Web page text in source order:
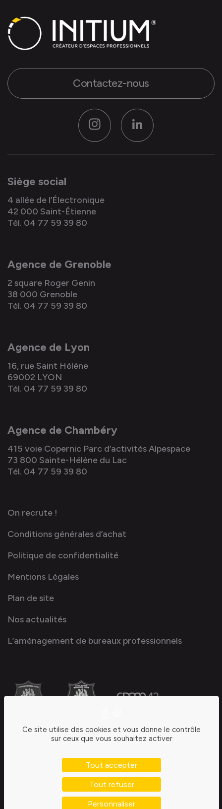
Contactez-nous
InstagramLinkedIn
Siège social
4 allée de l’Électronique
42 000 Saint-Étienne
Tél. 04 77 59 39 80
Agence de Grenoble
2 square Roger Genin
38 000 Grenoble
Tél. 04 77 59 39 80
Agence de Lyon
16, rue Saint Hélène
69002 LYON
Tél. 04 77 59 39 80
Agence de Chambéry
415 voie Copernic Parc d’activités Alpespace
73 800 Sainte-Hélène du Lac
Tél. 04 77 59 39 80
On recrute !
Conditions générales d’achat
Politique de confidentialité
Mentions Légales
Plan de site
Nos actualités
L’aménagement de bureaux professionnels
Ce site utilise des cookies et vous donne le contrôle
sur ceux que vous souhaitez activer
Tout accepter
Tout refuser
Personnaliser